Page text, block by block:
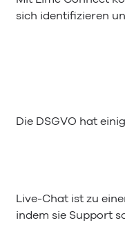
sich identifizieren
Die DSGVO hat
Live-Chat ist zu
indem sie Support